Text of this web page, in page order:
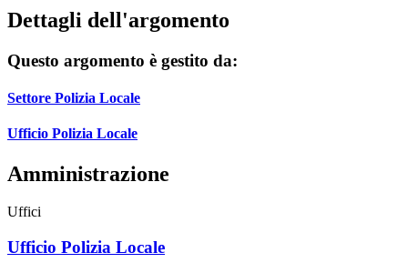
Dettagli dell'argomento
Questo argomento è gestito da:
Settore Polizia Locale
Ufficio Polizia Locale
Amministrazione
Uffici
Ufficio Polizia Locale